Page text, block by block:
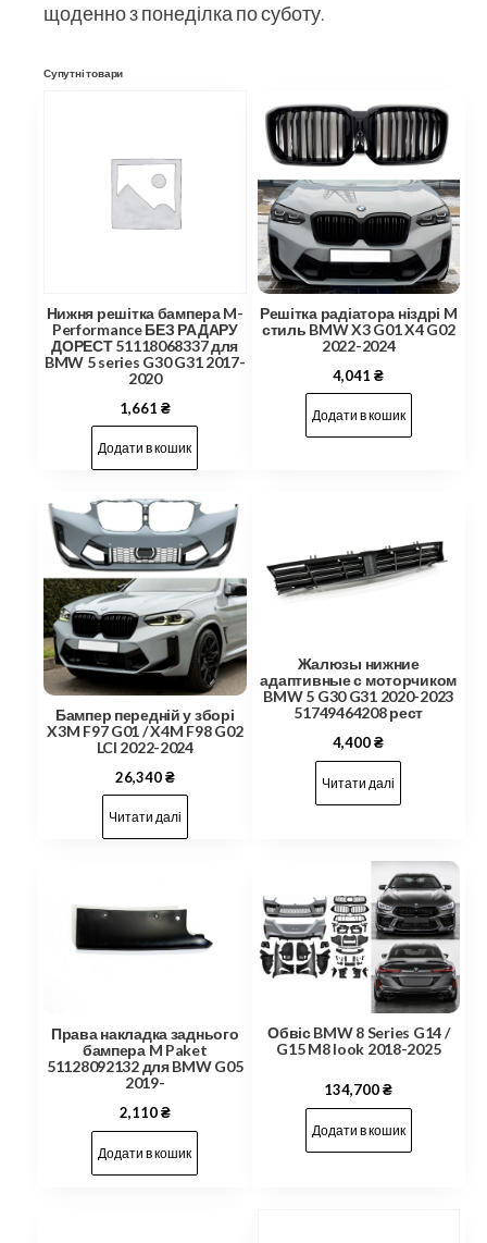
щоденно з понеділка по суботу.
Супутні товари
Нижня решітка бампера M-
Performance БЕЗ РАДАРУ
ДОРЕСТ 51118068337 для
BMW 5 series G30 G31 2017-
2020
1,661 ₴
Додати в кошик
Решітка радіатора ніздрі M
стиль BMW X3 G01 X4 G02
2022-2024
4,041₴
Додати в кошик
Бампер передній у зборі
X3M F97 G01 / X4M F98 G02
LCI 2022-2024
26,340₴
Читати далі
Жалюзы нижние
адаптивные с моторчиком
BMW 5 G30 G31 2020-2023
51749464208 рест
4,400₴
Читати далі
Права накладка заднього
бампера M Paket
51128092132 для BMW G05
2019-
2,110₴
Додати в кошик
Обвіс BMW 8 Series G14 /
G15 M8 look 2018-2025
134,700₴
Додати в кошик